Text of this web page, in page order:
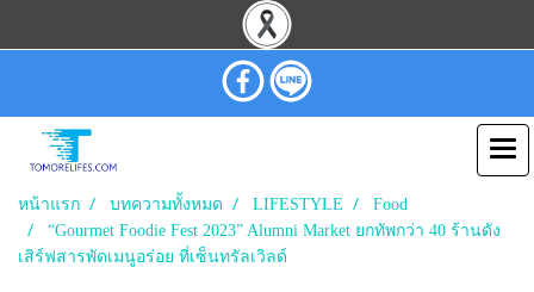
หน้าแรก บทความทั้งหมด LIFESTYLE
Food
“Gourmet Foodie Fest 2023” Alumni Market ยกทัพกว่า 40 ร้านดัง
เสิร์ฟสารพัดเมนูอร่อย ที่เซ็นทรัลเวิลด์